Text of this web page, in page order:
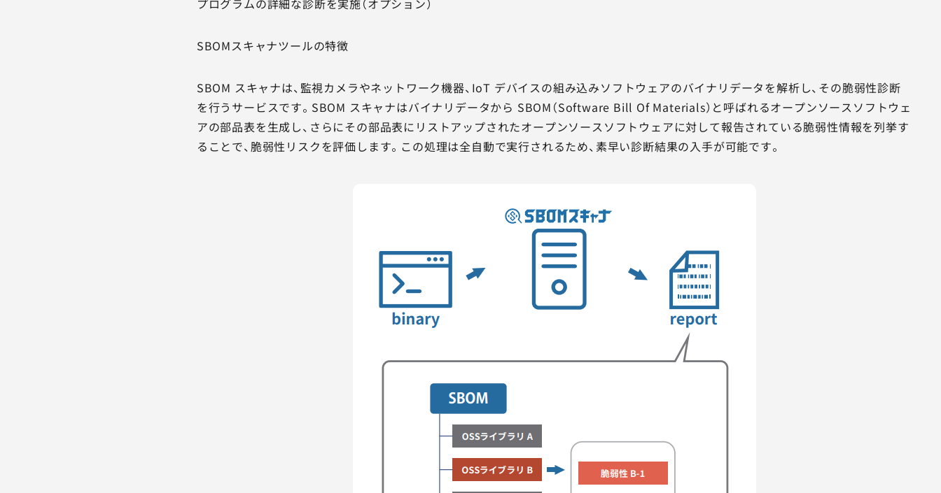
プログラムの詳細な診断を実施（オプション）
SBOMスキャナツールの特徴
SBOM スキャナは、監視カメラやネットワーク機器、IoT デバイスの組み込みソフトウェアのバイナリデータを解析し、その脆弱性診断
を行うサービスです。SBOM スキャナはバイナリデータから SBOM（Software Bill Of Materials）と呼ばれるオープンソースソフトウェ
アの部品表を生成し、さらにその部品表にリストアップされたオープンソースソフトウェアに対して報告されている脆弱性情報を列挙す
ることで、脆弱性リスクを評価します。この処理は全自動で実行されるため、素早い診断結果の入手が可能です。